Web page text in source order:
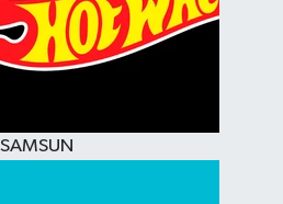
SAMSUN